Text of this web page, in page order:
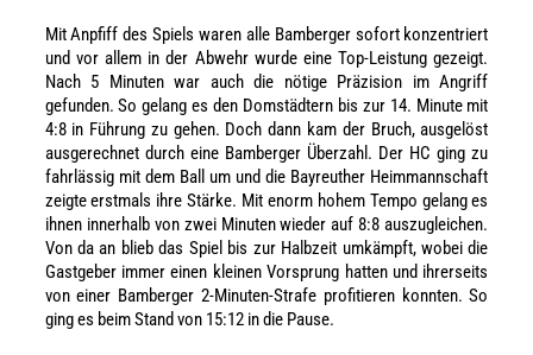
Mit Anpfiff des Spiels waren alle Bamberger sofort konzentriert
und vor allem in der Abwehr wurde eine Top-Leistung gezeigt.
Nach 5 Minuten war auch die nötige Präzision im Angriff
gefunden. So gelang es den Domstädtern bis zur 14. Minute mit
4:8 in Führung zu gehen. Doch dann kam der Bruch, ausgelöst
ausgerechnet durch eine Bamberger Überzahl. Der HC ging zu
fahrlässig mit dem Ball um und die Bayreuther Heimmannschaft
zeigte erstmals ihre Stärke. Mit enorm hohem Tempo gelang es
ihnen innerhalb von zwei Minuten wieder auf 8:8 auszugleichen.
Von da an blieb das Spiel bis zur Halbzeit umkämpft, wobei die
Gastgeber immer einen kleinen Vorsprung hatten und ihrerseits
von einer Bamberger 2-Minuten-Strafe profitieren konnten. So
ging es beim Stand von 15:12 in die Pause.